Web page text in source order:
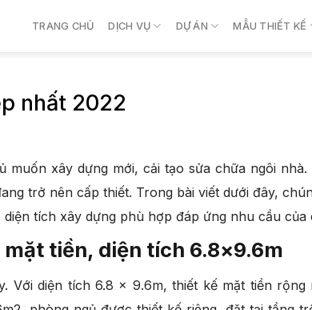
TRANG CHỦ DỊCH VỤ DỰ ÁN MẪU THIẾT KẾ
nhất 2022
muốn xây dựng mới, cải tạo sửa chữa ngôi
trở nên cấp thiết. Trong bài viết dưới đây,
tích xây dựng phù hợp đáp ứng nhu cầu của
mặt tiền, diện tích 6.8×9.6m
Với diện tích 6.8 x 9.6m, thiết kế mặt tiền